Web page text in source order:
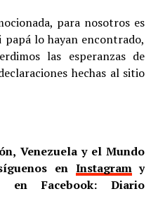
para nosotros es
lo hayan encontrado,
las esperanzas de
hechas al sitio
Venezuela y el Mundo
en Instagramy
Facebook: Diario